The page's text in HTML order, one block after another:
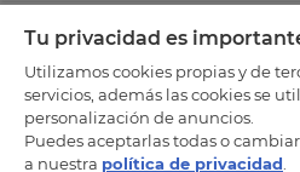
Tu privacidad es
Utilizamos cookies propias y de
servicios, además las cookies se
personalización de anuncios.
Puedes aceptarlas todas o
a nuestra política de privacidad